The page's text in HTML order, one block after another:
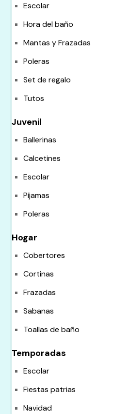
Escolar
Hora del baño
Mantas y Frazadas
Poleras
Set de regalo
Tutos
Juvenil
Ballerinas
Calcetines
Escolar
Pijamas
Poleras
Hogar
Cobertores
Cortinas
Frazadas
Sabanas
Toallas de baño
Temporadas
Escolar
Fiestas patrias
Navidad